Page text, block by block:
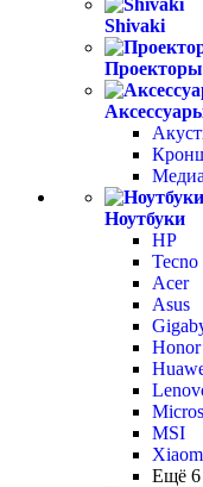
Shivaki
Проекторы
Ноутбуки
HP
Tecno
Acer
Asus
Honor
MSI
Ещё 6